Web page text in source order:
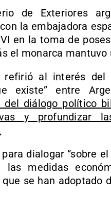
de Exteriores
la embajadora
en la toma de
el monarca mantuvo
refirió al interés del
existe” entre
del diálogo político
y profundizar
dialogar “sobre
las medidas
se han adoptado